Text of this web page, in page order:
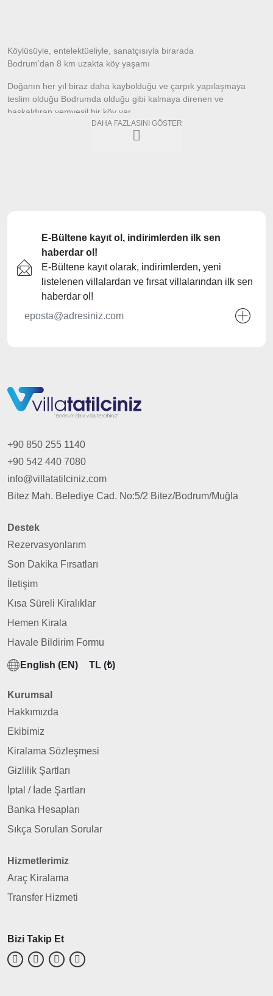
Köylüsüyle, entelektüeliyle, sanatçısıyla birarada
Bodrum’dan 8 km uzakta köy yaşamı
Doğanın her yıl biraz daha kaybolduğu ve çarpık yapılaşmaya
teslim olduğu Bodrumda olduğu gibi kalmaya direnen ve
başkaldıran yemyeşil bir köy var.
O köy son dönemde entelektüel kesimin kendisini doğanın
tarafından üretilmiş çeşitli ürünlerin bulunduğu atölyelerde de
tezgahlar durmadan çalışıyor ve meraklılarına satılmak üzere
sergileniyor.
DAHA FAZLASINI GÖSTER
E-Bültene kayıt ol, indirimlerden ilk sen
haberdar ol!
E-Bültene kayıt olarak, indirimlerden, yeni
listelenen villalardan ve fırsat villalarından ilk sen
haberdar ol!
+90 850 255 1140
+90 542 440 7080
info@villatatilciniz.com
Bitez Mah. Belediye Cad. No:5/2 Bitez/Bodrum/Muğla
Destek
Rezervasyonlarım
Son Dakika Fırsatları
İletişim
Kısa Süreli Kiralıklar
Hemen Kirala
Havale Bildirim Formu
English (EN) TL (₺)
Kurumsal
Hakkımızda
Ekibimiz
Kiralama Sözleşmesi
Gizlilik Şartları
İptal / İade Şartları
Banka Hesapları
Sıkça Sorulan Sorular
Hizmetlerimiz
Araç Kiralama
Transfer Hizmeti
Bizi Takip Et